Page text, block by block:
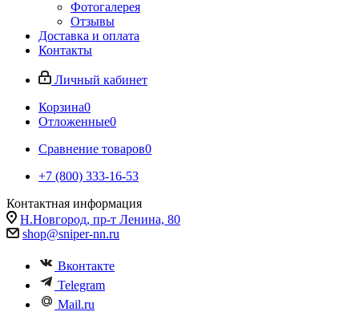
Фотогалерея
Отзывы
Доставка и оплата
Контакты
Личный кабинет
Корзина0
Отложенные0
Сравнение товаров0
+7 (800) 333-16-53
Контактная информация
Н.Новгород, пр-т Ленина, 80
shop@sniper-nn.ru
Вконтакте
Telegram
Mail.ru